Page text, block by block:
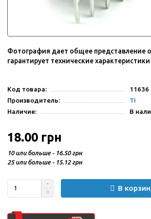
Фотография дает общее представление
гарантирует технические характеристики
Код товара:
11636
Производитель:
TI
Наличие:
В
18.00 грн
10 или больше - 16.50 грн
25 или больше - 15.12 грн
В